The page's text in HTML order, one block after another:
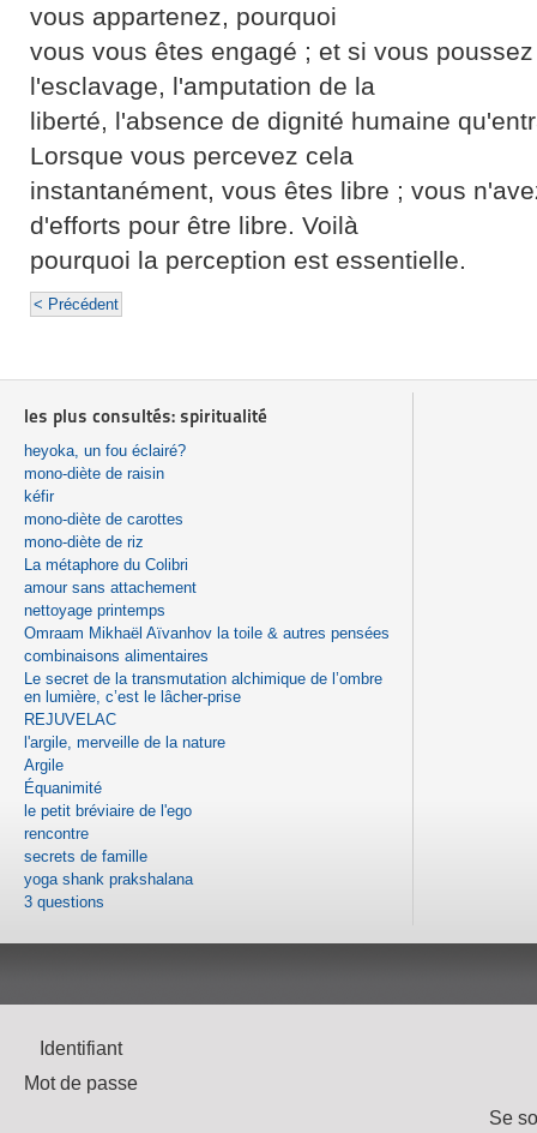
vous appartenez, pourquoi
vous vous êtes engagé ; et si vous
l'esclavage, l'amputation de la
liberté, l'absence de dignité humaine
Lorsque vous percevez cela
instantanément, vous êtes libre ; vous
d'efforts pour être libre. Voilà
pourquoi la perception est essentielle.
< Précédent
les plus consultés: spiritualité
heyoka, un fou éclairé?
mono-diète de raisin
kéfir
mono-diète de carottes
mono-diète de riz
La métaphore du Colibri
amour sans attachement
nettoyage printemps
Omraam Mikhaël Aïvanhov la toile & autres pensées
combinaisons alimentaires
Le secret de la transmutation alchimique de l’ombre
en lumière, c’est le lâcher-prise
REJUVELAC
l'argile, merveille de la nature
Argile
Équanimité
le petit bréviaire de l'ego
rencontre
secrets de famille
yoga shank prakshalana
3 questions
Identifiant
Mot de passe
Se